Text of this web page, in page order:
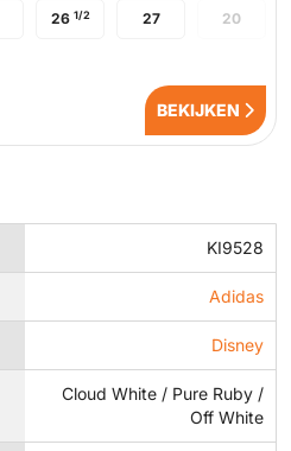
26 1/2 27 20
BEKIJKEN
KI9528
Adidas
Disney
Cloud White / Pure Ruby /
Off White